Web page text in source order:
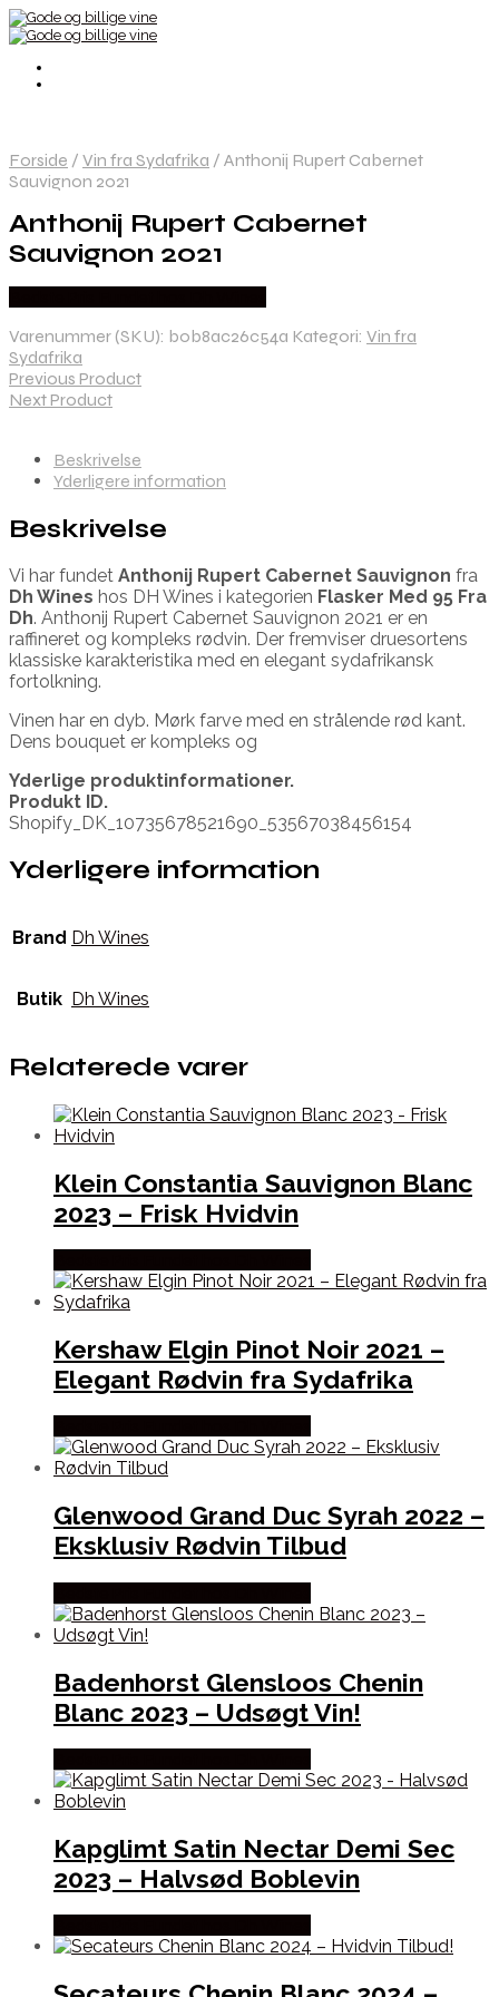
Forside / Vin fra Sydafrika / Anthonij Rupert Cabernet
Sauvignon 2021
Anthonij Rupert Cabernet
Sauvignon 2021
Varenummer (SKU): b0b8ac26c54a Kategori: Vin fra
Sydafrika
Previous Product
Next Product
Beskrivelse
Yderligere information
Beskrivelse
Vi har fundet Anthonij Rupert Cabernet Sauvignon fra
Dh Wines hos DH Wines i kategorien Flasker Med 95 Fra
Dh. Anthonij Rupert Cabernet Sauvignon 2021 er en
raffineret og kompleks rødvin. Der fremviser druesortens
klassiske karakteristika med en elegant sydafrikansk
fortolkning.
Vinen har en dyb. Mørk farve med en strålende rød kant.
Dens bouquet er kompleks og
Yderlige produktinformationer.
Produkt ID.
Shopify_DK_10735678521690_53567038456154
Yderligere information
Brand Dh Wines
Butik Dh Wines
Relaterede varer
Klein Constantia Sauvignon Blanc
2023 – Frisk Hvidvin
Kershaw Elgin Pinot Noir 2021 –
Elegant Rødvin fra Sydafrika
Glenwood Grand Duc Syrah 2022 –
Eksklusiv Rødvin Tilbud
Badenhorst Glensloos Chenin
Blanc 2023 – Udsøgt Vin!
Kapglimt Satin Nectar Demi Sec
2023 – Halvsød Boblevin